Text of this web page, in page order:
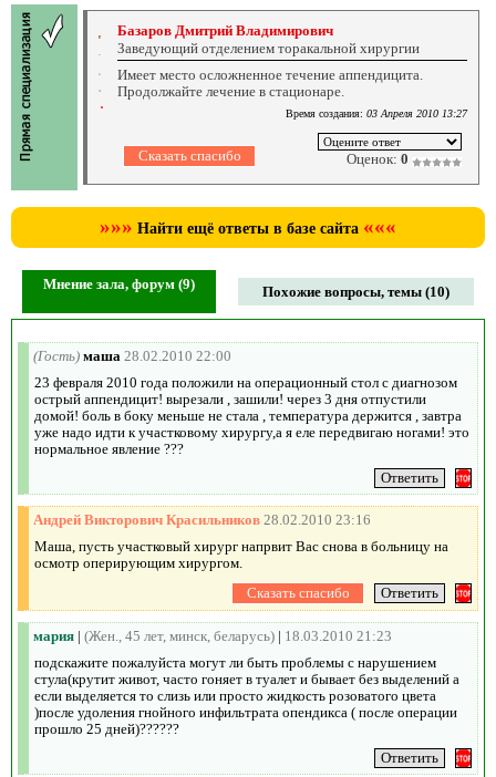
Базаров Дмитрий Владимирович
Заведующий отделением торакальной хирургии
Имеет место осложненное течение аппендицита.
Продолжайте лечение в стационаре.
Время создания: 03 Апреля 2010 13:27
Оценок: 0
»»» Найти ещё ответы в базе сайта «««
Мнение зала, форум (9) Похожие вопросы, темы (10)
(Гость) маша 28.02.2010 22:00
23 февраля 2010 года положили на операционный стол с диагнозом
острый аппендицит! вырезали , зашили! через 3 дня отпустили
домой! боль в боку меньше не стала , температура держится , завтра
уже надо идти к участковому хирургу,а я еле передвигаю ногами! это
нормальное явление ???
Андрей Викторович Красильников 28.02.2010 23:16
Маша, пусть участковый хирург напрвит Вас снова в больницу на
осмотр оперирующим хирургом.
мария | (Жен., 45 лет, минск, беларусь) | 18.03.2010 21:23
подскажите пожалуйста могут ли быть проблемы с нарушением
стула(крутит живот, часто гоняет в туалет и бывает без выделений а
если выделяется то слизь или просто жидкость розоватого цвета
)после удоления гнойного инфильтрата опендикса ( после операции
прошло 25 дней)??????